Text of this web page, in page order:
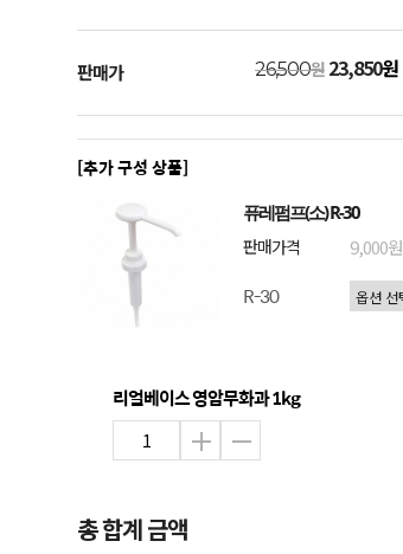
판매가 26,500원 23,850원
[추가 구성 상품]
퓨레펌프(소) R-30
판매가격
9,000원
R-30
리얼베이스 영암무화과 1kg
총 합계 금액